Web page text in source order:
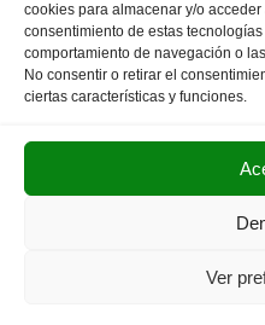
cookies para almacenar y/o
consentimiento de estas
comportamiento de navegación o
No consentir o retirar el
ciertas características y funciones.
Ver
1 2 3 … 13
POLITICA DE PRIVACIDAD